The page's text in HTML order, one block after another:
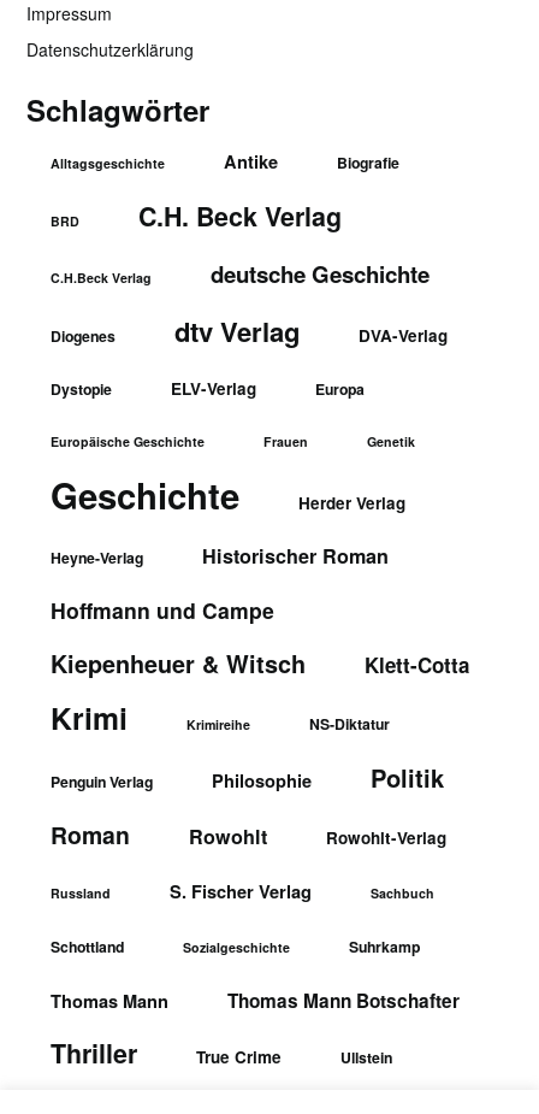
Impressum
Datenschutzerklärung
Schlagwörter
Alltagsgeschichte Antike Biografie
BRD C.H. Beck Verlag
C.H.Beck Verlag deutsche Geschichte
Diogenes dtv Verlag DVA-Verlag
Dystopie ELV-Verlag Europa
Europäische Geschichte Frauen Genetik
Geschichte Herder Verlag
Heyne-Verlag Historischer Roman
Hoffmann und Campe
Kiepenheuer & Witsch Klett-Cotta
Krimi Krimireihe NS-Diktatur
Penguin Verlag Philosophie Politik
Roman Rowohlt Rowohlt-Verlag
Russland S. Fischer Verlag Sachbuch
Schottland Sozialgeschichte Suhrkamp
Thomas Mann Thomas Mann Botschafter
Thriller True Crime Ullstein